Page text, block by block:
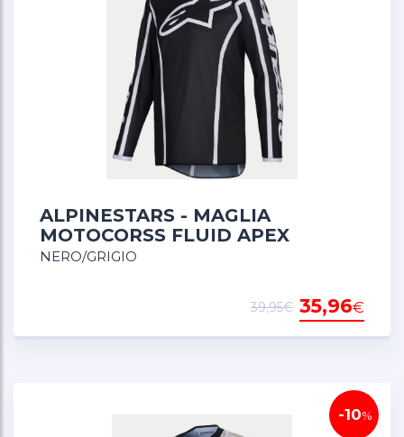
ALPINESTARS - MAGLIA
MOTOCORSS FLUID APEX
NERO/GRIGIO
35,96€
39,95€
-10%